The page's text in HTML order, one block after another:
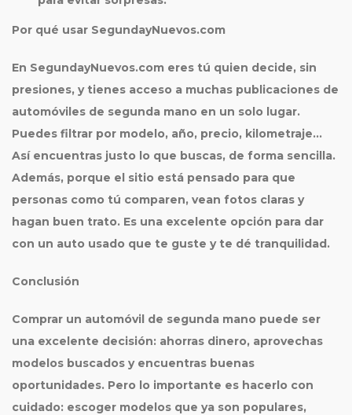
Por qué usar SegundayNuevos.com
En SegundayNuevos.com eres tú quien decide, sin
presiones, y tienes acceso a muchas publicaciones de
automóviles de segunda mano en un solo lugar.
Puedes filtrar por modelo, año, precio, kilometraje…
Así encuentras justo lo que buscas, de forma sencilla.
Además, porque el sitio está pensado para que
personas como tú comparen, vean fotos claras y
hagan buen trato. Es una excelente opción para dar
con un auto usado que te guste y te dé tranquilidad.
Conclusión
Comprar un automóvil de segunda mano puede ser
una excelente decisión: ahorras dinero, aprovechas
modelos buscados y encuentras buenas
oportunidades. Pero lo importante es hacerlo con
cuidado: escoger modelos que ya son populares,